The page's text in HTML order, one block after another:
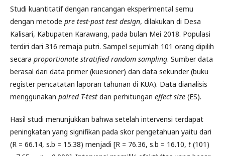
Studi kuantitatif dengan rancangan eksperimental semu
dengan metode pre test-post test design, dilakukan di Desa
Kalisari, Kabupaten Karawang, pada bulan Mei 2018. Populasi
terdiri dari 316 remaja putri. Sampel sejumlah 101 orang dipilih
secara proportionate stratified random sampling. Sumber data
berasal dari data primer (kuesioner) dan data sekunder (buku
register pencatatan laporan tahunan di KUA). Data dianalisis
menggunakan paired T-test dan perhitungan effect size (ES).
Hasil studi menunjukkan bahwa setelah intervensi terdapat
peningkatan yang signifikan pada skor pengetahuan yaitu dari
(R = 66.14, s.b = 15.38) menjadi [R = 76.36, s.b = 16.10, t (101)